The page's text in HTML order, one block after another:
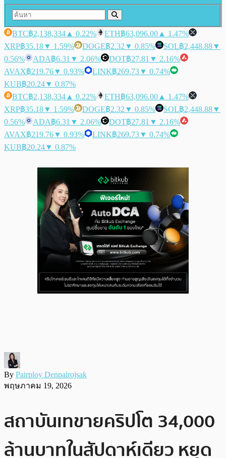
BTC฿2,138,334 ▲ 0.22% ETH฿63,096.00 ▲ 1.47%
XRP฿35.18▼ 1.59% DOGE฿2.32 ▼ 0.85% SOL฿2,448.88▼
0.56%
ADA฿6.31 ▼ 2.06% DOT฿27.81 ▼ 2.16%
AVAX฿219.76▼ 0.93% LINK฿269.73▼ 0.74%
KUB฿20.24▼ 0.87%
BTC฿2,138,334 ▲ 0.22% ETH฿63,096.00 ▲ 1.47%
XRP฿35.18▼ 1.59% DOGE฿2.32 ▼ 0.85% SOL฿2,448.88▼
0.56%
ADA฿6.31 ▼ 2.06% DOT฿27.81 ▼ 2.16%
AVAX฿219.76▼ 0.93% LINK฿269.73▼ 0.74%
KUB฿20.24▼ 0.87%
By Pairploy Denpairojsak
พฤษภาคม 19, 2026
สถาบันเทขายคริปโต 34,000
ล้านบาทในสัปดาห์เดียว หยุด